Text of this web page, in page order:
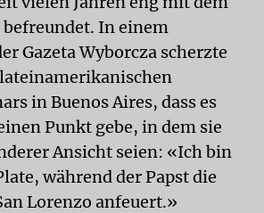
In einem
Gazeta Wyborcza scherzte
in Buenos Aires, dass es
Punkt gebe, in dem sie
Ansicht seien: «Ich bin
während der Papst die
Lorenzo anfeuert.»